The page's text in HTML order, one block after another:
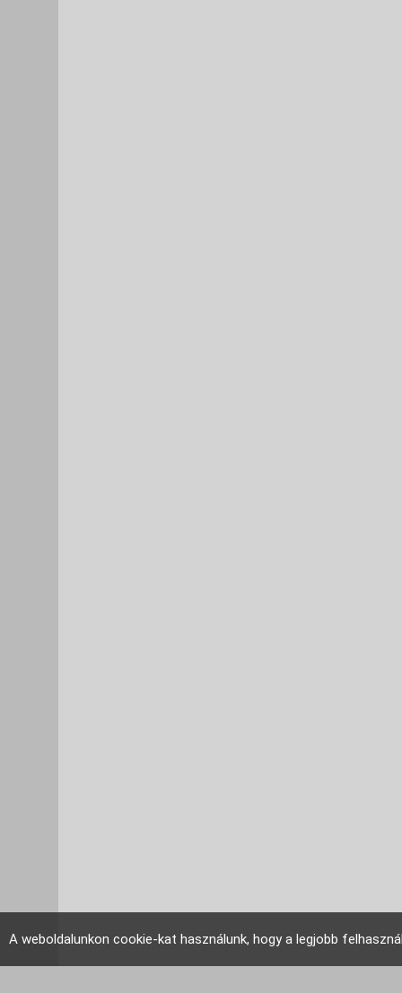
A weboldalunkon cookie-kat használunk, hogy a legjobb